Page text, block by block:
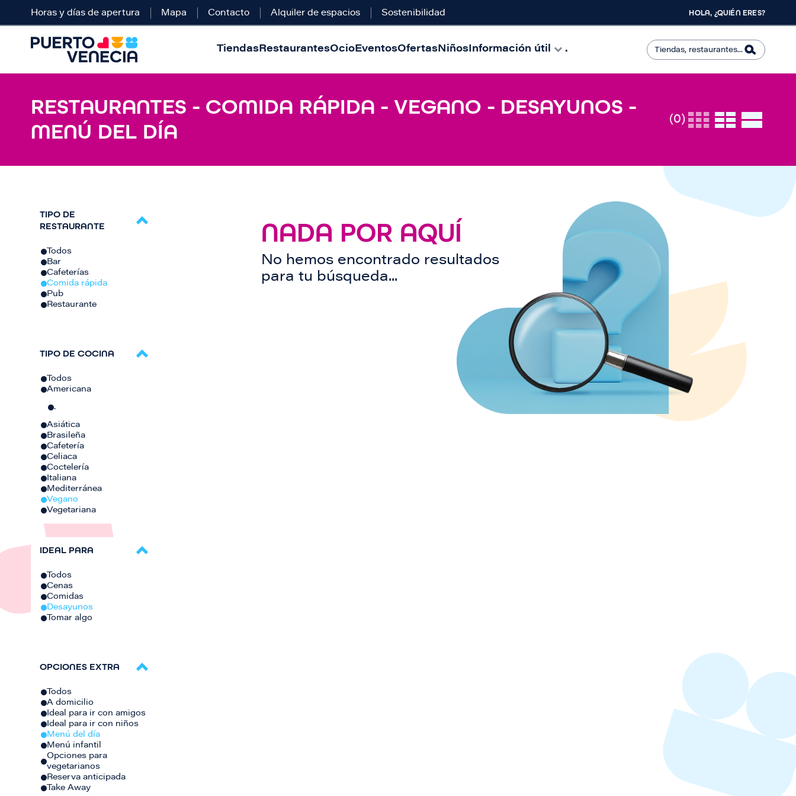
Horas y días de apertura Mapa Contacto Alquiler de espacios Sostenibilidad HOLA, ¿QUIÉN ERES?
TiendasRestaurantesOcioEventosOfertasNiñosInformación útil .
RESTAURANTES - COMIDA RÁPIDA - VEGANO - DESAYUNOS -
MENÚ DEL DÍA
(0)
TIPO DE
RESTAURANTE
Todos
Bar
Cafeterías
Comida rápida
Pub
Restaurante
TIPO DE COCINA
Todos
Americana
.
Asiática
Brasileña
Cafetería
Celiaca
Coctelería
Italiana
Mediterránea
Vegano
Vegetariana
IDEAL PARA
Todos
Cenas
Comidas
Desayunos
Tomar algo
OPCIONES EXTRA
Todos
A domicilio
Ideal para ir con amigos
Ideal para ir con niños
Menú del día
Menú infantil
Opciones para
vegetarianos
Reserva anticipada
Take Away
NADA POR AQUÍ
No hemos encontrado resultados
para tu búsqueda...